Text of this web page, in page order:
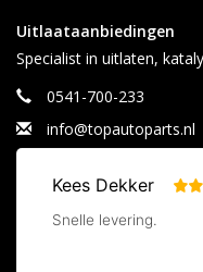
Uitlaataanbiedingen
Specialist in uitlaten,
0541-700-233
info@topautoparts.nl